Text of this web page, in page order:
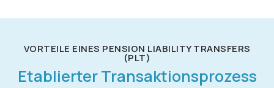
VORTEILE EINES PENSION LIABILITY TRANSFERS
(PLT)
Etablierter Transaktionsprozess